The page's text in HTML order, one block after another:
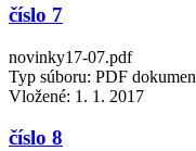
číslo 7
novinky17-07.pdf
Typ súboru: PDF
Vložené: 1. 1. 2017
číslo 8